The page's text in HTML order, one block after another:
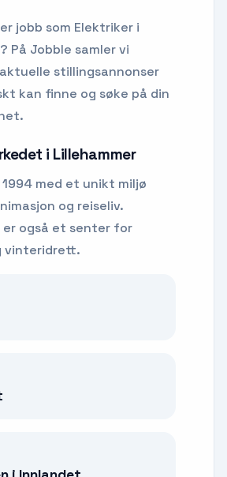
jobb som Elektriker i
? På Jobble samler vi
stillingsannonser
kan finne og søke på din
i Lillehammer
med et unikt miljø
og reiseliv.
er også et senter for
vinteridrett.